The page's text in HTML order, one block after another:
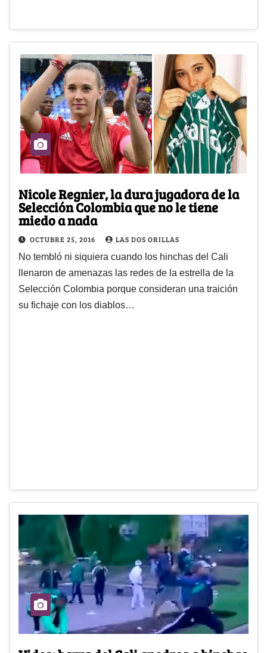
Nicole Regnier, la dura jugadora de la
Selección Colombia que no le tiene
miedo a nada
OCTUBRE 25, 2016 LAS DOS ORILLAS
No tembló ni siquiera cuando los hinchas del Cali
llenaron de amenazas las redes de la estrella de la
Selección Colombia porque consideran una traición
su fichaje con los diablos…